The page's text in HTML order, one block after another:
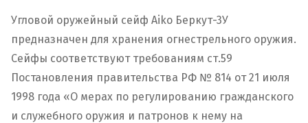
Угловой оружейный сейф Aiko Беркут-3У
предназначен для хранения огнестрельного оружия.
Сейфы соответствуют требованиям ст.59
Постановления правительства РФ № 814 от 21 июля
1998 года «О мерах по регулированию гражданского
и служебного оружия и патронов к нему на